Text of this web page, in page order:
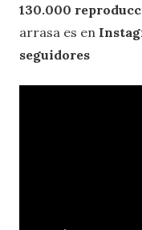
130.000
arrasa es en
seguidores